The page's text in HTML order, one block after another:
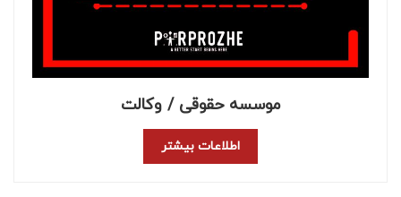
موسسه حقوقی / وکالت
اطلاعات بیشتر